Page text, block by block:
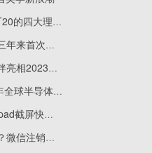
家长选择阿尔法蛋AI词典笔T20的四大理由！全网引共鸣_今日关注
【热闻】格力五一假期后迎三年来首次跌停
播报：英特尔携众多生态伙伴亮相2023餐饮数智峰会，让智慧餐饮触手可及
看热讯：Gartner预计2023年全球半导体收入减少11% 存储器收入下降35.5%
苹果ipad怎么长截屏？苹果ipad截屏快捷键怎么设置？
微信换好了之前的怎么注销？微信注销要多少天才能注销成功？